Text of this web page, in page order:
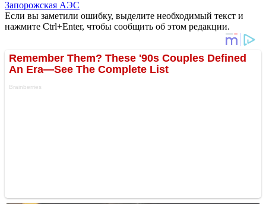
Запорожская АЭС
Если вы заметили ошибку, выделите необходимый текст и
нажмите Ctrl+Enter, чтобы сообщить об этом редакции.